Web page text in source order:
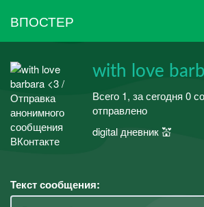
ВПОСТЕР
with love
Всего 1, за сегодня 0
отправлено
digital дневник 💒
Текст сообщения: